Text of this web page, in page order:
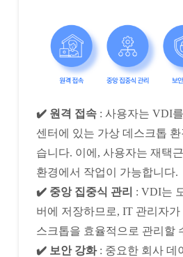
✔️ 원격 접속: 사용자는 VDI
센터에 있는 가상 데스크톱
습니다. 이에, 사용자는 재택
환경에서 작업이 가능합니다.
✔️ 중앙 집중식 관리 : VDI는
버에 저장하므로, IT 관리자가
스크톱을 효율적으로 관리할
✔️ 보안 강화: 중요한 회사 데